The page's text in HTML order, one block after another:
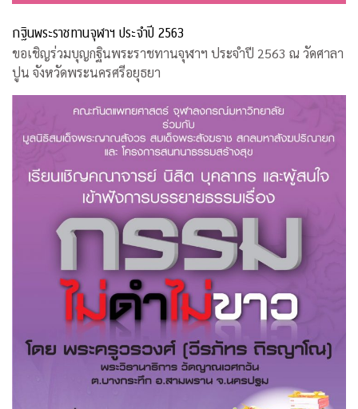
กฐินพระราชทานจุฬาฯ ประจำปี 2563
ขอเชิญร่วมบุญกฐินพระราชทานจุฬาฯ ประจำปี 2563 ณ วัดศาลา
ปูน จังหวัดพระนครศรีอยุธยา